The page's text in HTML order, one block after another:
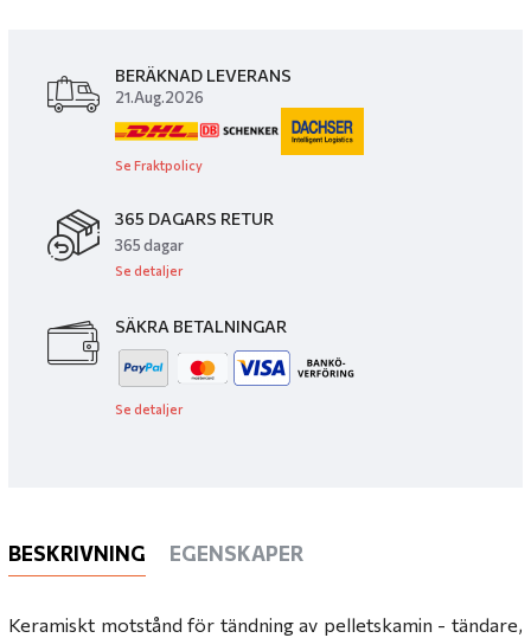
BERÄKNAD LEVERANS
21.Aug.2026
Se Fraktpolicy
365 DAGARS RETUR
365 dagar
Se detaljer
SÄKRA BETALNINGAR
Se detaljer
BESKRIVNING EGENSKAPER
Keramiskt motstånd för tändning av pelletskamin - tändare,